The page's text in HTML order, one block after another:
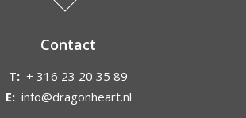
Contact
T: + 316 23 20 35 89
E: info@dragonheart.nl